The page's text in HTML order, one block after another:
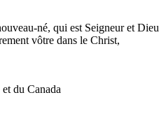
né, qui est Seigneur et Dieu
vôtre dans le Christ,
du Canada